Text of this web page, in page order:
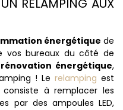
RELAMPING AUX
énergétique de
vos bureaux du côté de
rénovation énergétique,
! Le relamping est
à remplacer les
par des ampoules LED,